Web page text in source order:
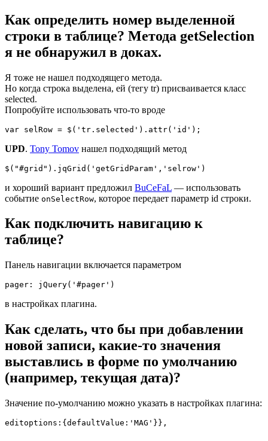
Как определить номер выделенной
строки в таблице? Метода getSelection
я не обнаружил в доках.
Я тоже не нашел подходящего метода.
Но когда строка выделена, ей (тегу tr) присваивается класс
selected.
Попробуйте использовать что-то вроде
var selRow = $('tr.selected').attr('id');
UPD. Tony Tomov нашел подходящий метод
$("#grid").jqGrid('getGridParam','selrow')
и хороший вариант предложил BuCeFaL — использовать
событие onSelectRow, которое передает параметр id строки.
Как подключить навигацию к
таблице?
Панель навигации включается параметром
pager: jQuery('#pager')
в настройках плагина.
Как сделать, что бы при добавлении
новой записи, какие-то значения
выставлись в форме по умолчанию
(например, текущая дата)?
Значение по-умолчанию можно указать в настройках плагина:
editoptions:{defaultValue:'MAG'}},